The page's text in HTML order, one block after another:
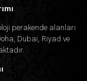
perakende alanları
Dubai, Riyad ve